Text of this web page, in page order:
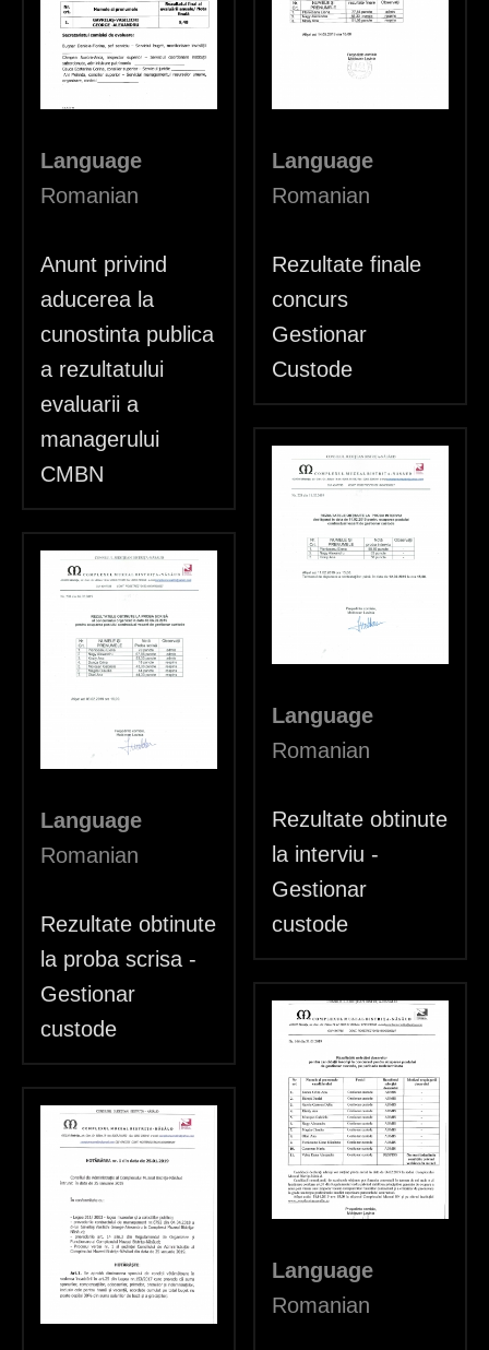
Language
Romanian
Anunt privind
aducerea la
cunostinta publica
a rezultatului
evaluarii a
managerului
CMBN
Language
Romanian
Rezultate finale
concurs
Gestionar
Custode
Language
Romanian
Rezultate obtinute
la interviu -
Gestionar
custode
Language
Romanian
Rezultate obtinute
la proba scrisa -
Gestionar
custode
Language
Romanian